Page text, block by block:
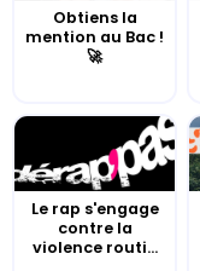
Obtiens la
mention au Bac !
🚀
Le rap s'engage
contre la
violence routi...